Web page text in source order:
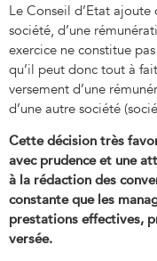
Le Conseil d’Etat ajoute
société, d’une
exercice ne constitue
qu’il peut donc tout à
versement d’une
d’une autre société
Cette décision très
avec prudence et une
à la rédaction des
constanteque les
prestations effectives,
versée.